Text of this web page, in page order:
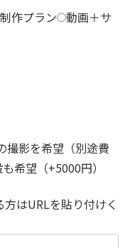
作プラン 動画＋サ
撮影を希望（別途費
希望（+5000円）
はURLを貼り付けく